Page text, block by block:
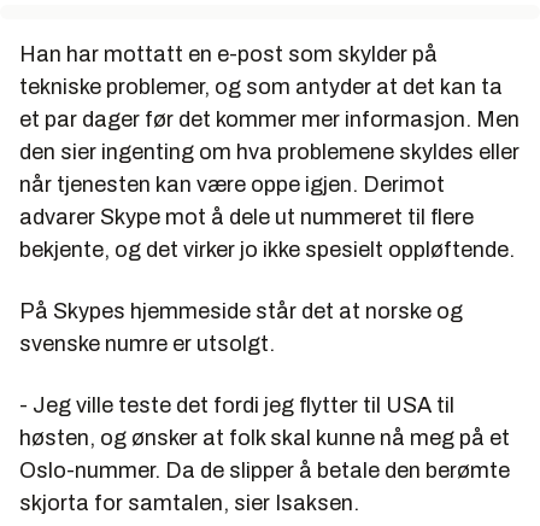
Han har mottatt en e-post som skylder på
tekniske problemer, og som antyder at det kan ta
et par dager før det kommer mer informasjon. Men
den sier ingenting om hva problemene skyldes eller
når tjenesten kan være oppe igjen. Derimot
advarer Skype mot å dele ut nummeret til flere
bekjente, og det virker jo ikke spesielt oppløftende.
På Skypes hjemmeside står det at norske og
svenske numre er utsolgt.
- Jeg ville teste det fordi jeg flytter til USA til
høsten, og ønsker at folk skal kunne nå meg på et
Oslo-nummer. Da de slipper å betale den berømte
skjorta for samtalen, sier Isaksen.